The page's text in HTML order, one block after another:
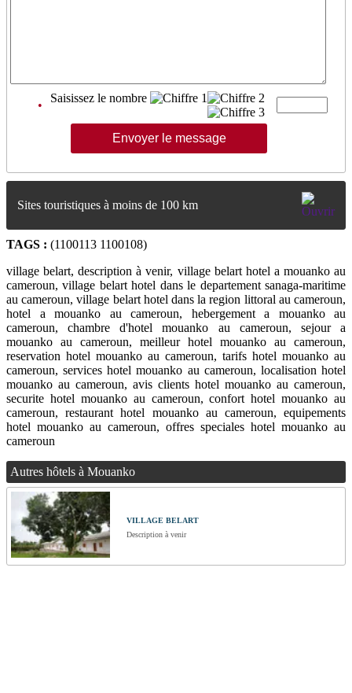
•
Saisissez le nombre
Sites touristiques à moins de 100 km
TAGS : (1100113 1100108)
village belart, description à venir, village belart hotel a mouanko au
cameroun, village belart hotel dans le departement sanaga-maritime
au cameroun, village belart hotel dans la region littoral au cameroun,
hotel a mouanko au cameroun, hebergement a mouanko au
cameroun, chambre d'hotel mouanko au cameroun, sejour a
mouanko au cameroun, meilleur hotel mouanko au cameroun,
reservation hotel mouanko au cameroun, tarifs hotel mouanko au
cameroun, services hotel mouanko au cameroun, localisation hotel
mouanko au cameroun, avis clients hotel mouanko au cameroun,
securite hotel mouanko au cameroun, confort hotel mouanko au
cameroun, restaurant hotel mouanko au cameroun, equipements
hotel mouanko au cameroun, offres speciales hotel mouanko au
cameroun
Autres hôtels à Mouanko
VILLAGE BELART
Description à venir